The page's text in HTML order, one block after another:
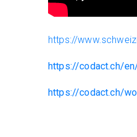
https://
https://codact.ch/
https://codact.ch/